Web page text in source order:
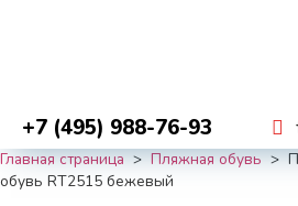
+7 (495) 988-76-93
Главная страница>Пляжная обувь>
обувь RT2515 бежевый